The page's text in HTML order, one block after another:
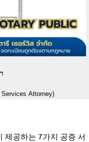
Attorney)
제공하는 7가지 공증 서